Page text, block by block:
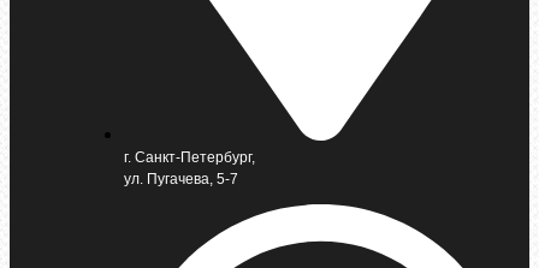
г. Санкт-Петербург,
ул. Пугачева, 5-7